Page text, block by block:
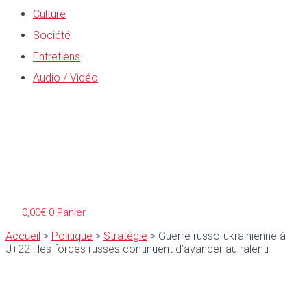
Culture
Société
Entretiens
Audio / Vidéo
0,00€ 0 Panier
Accueil > Politique > Stratégie > Guerre russo-ukrainienne à
J+22 : les forces russes continuent d’avancer au ralenti